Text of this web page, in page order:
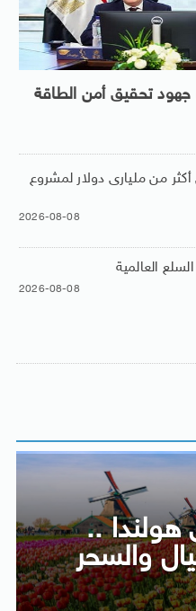
جهود تحقيق أمن الطاقة
من مليارى دولار لمشروع
2026-08-08
العالمية
2026-08-08
هولندا ..
والسحر